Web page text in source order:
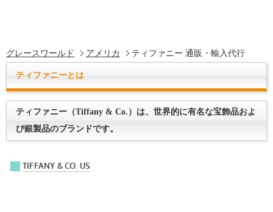
グレースワールド アメリカ ティファニー 通販・輸入代行
ティファニーとは
ティファニー（Tiffany & Co.）は、世界的に有名な宝飾品およ
び銀製品のブランドです。